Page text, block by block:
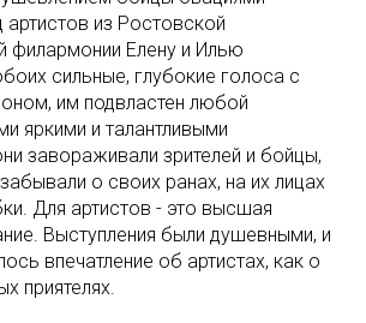
артистов из Ростовской
филармонии Елену и Илью
сильные, глубокие голоса с
им подвластен любой
яркими и талантливыми
завораживали зрителей и бойцы,
о своих ранах, на их лицах
Для артистов - это высшая
Выступления были душевными, и
впечатление об артистах, как о
приятелях.